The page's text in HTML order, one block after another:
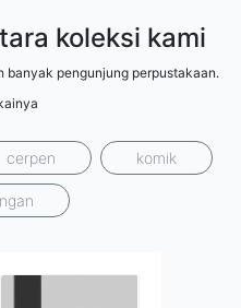
koleksi kami
pengunjung perpustakaan.
cerpen komik